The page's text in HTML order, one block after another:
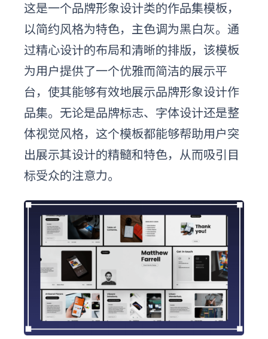
这是一个品牌形象设计类的作品集模板，
以简约风格为特色，主色调为黑白灰。通
过精心设计的布局和清晰的排版，该模板
为用户提供了一个优雅而简洁的展示平
台，使其能够有效地展示品牌形象设计作
品集。无论是品牌标志、字体设计还是整
体视觉风格，这个模板都能够帮助用户突
出展示其设计的精髓和特色，从而吸引目
标受众的注意力。